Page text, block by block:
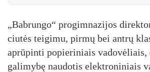
„Bab­run­go“ pro­gim­na­zi­jos
ciu­tės tei­gi­mu, pir­mų bei ant­rų
ap­rū­pin­ti po­pie­ri­niais va­do­vė­liais,
ga­li­my­bę nau­do­tis elekt­ro­ni­niais